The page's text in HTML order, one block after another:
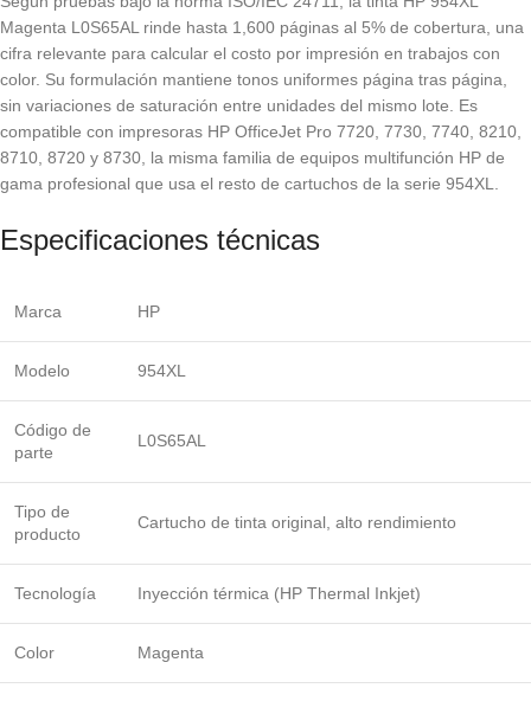
Magenta L0S65AL rinde hasta 1,600 páginas al 5% de cobertura, una
cifra relevante para calcular el costo por impresión en trabajos con
color. Su formulación mantiene tonos uniformes página tras página,
sin variaciones de saturación entre unidades del mismo lote. Es
compatible con impresoras HP OfficeJet Pro 7720, 7730, 7740, 8210,
8710, 8720 y 8730, la misma familia de equipos multifunción HP de
gama profesional que usa el resto de cartuchos de la serie 954XL.
Especificaciones técnicas
Marca HP
Modelo 954XL
Código de
parte
L0S65AL
Tipo de
producto
Cartucho de tinta original, alto rendimiento
Tecnología Inyección térmica (HP Thermal Inkjet)
Color Magenta